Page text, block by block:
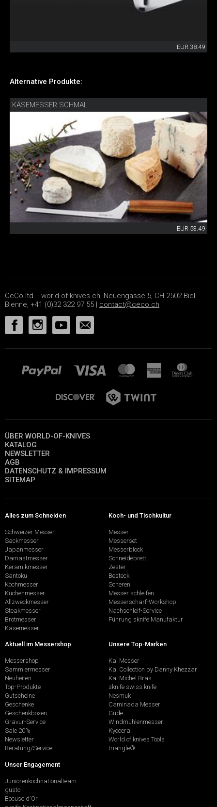
EUR 38.49
Alternative Produkte:
KÄSEMESSER SCHMAL
EUR 53.49
CeCo ltd. - world-of-knives.ch, Neuengasse 5, CH-2502 Biel-
Bienne, +41 (0)32 322 97 55 | contact@ceco.ch
ÜBER WORLD-OF-KNIVES
KATALOG
NEWSLETTER
AGB
DATENSCHUTZ & IMPRESSUM
SITEMAP
Alles zum Schneiden
Schweizer Messer
Sackmesser
Japanmesser
Damastmesser
Keramikmesser
Santoku
Kochmesser
Küchenmesser
Allzweckmesser
Steakmesser
Brotmesser
Käsemesser
Koch- und Tischkultur
Messer
Messerset
Messerblock
Schneidebrett
Zester
Besteck
Scheren
Messer schleifen
Messerschärf-Workshop
Nachschleif-Service
Führung sknife Manufaktur
Aktuell im Messershop
Messershop
Sammlermesser
Neuheiten
Top-Produkte
Gutscheine
Geschenke
Geschenkboxen
Gravur-Service
Sale 20%
Newsletter
Beratung/Service
Unsere Top-Marken
Kai Messer
Kai Collection by Danny Khezzar
Kai Michel Bras
sknife swiss knife
Nesmuk
Caminada Messer
Güde
Windmühlenmesser
Kyocera
World of knives Tools
triangle®
Unser Engagement
Juniorenkochnationalteam
gusto
Bocuse d'Or